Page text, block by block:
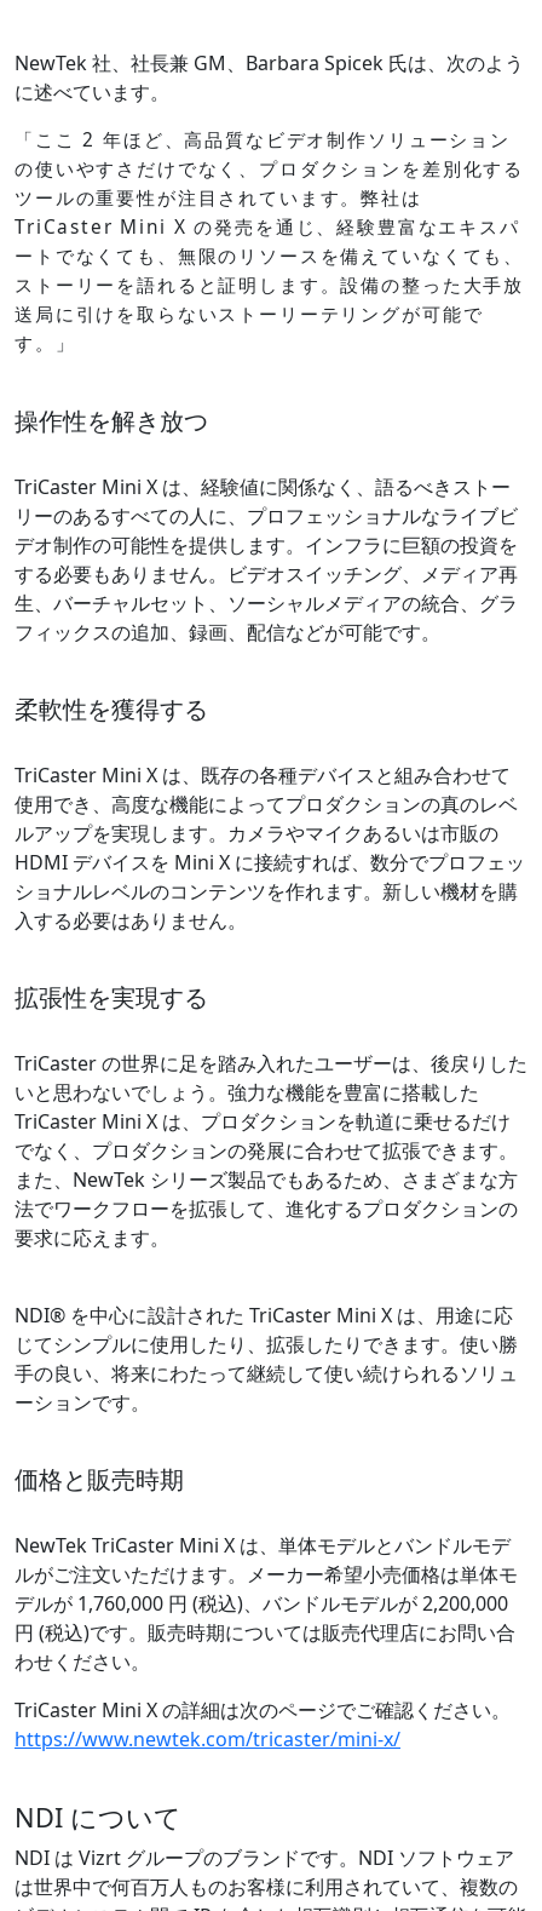
NewTek 社、社長兼 GM、Barbara Spicek 氏は、次のよう
に述べています。
「ここ 2 年ほど、高品質なビデオ制作ソリューション
の使いやすさだけでなく、プロダクションを差別化する
ツールの重要性が注目されています。弊社は
TriCaster Mini X の発売を通じ、経験豊富なエキスパ
ートでなくても、無限のリソースを備えていなくても、
ストーリーを語れると証明します。設備の整った大手放
送局に引けを取らないストーリーテリングが可能で
す。」
操作性を解き放つ
TriCaster Mini X は、経験値に関係なく、語るべきストー
リーのあるすべての人に、プロフェッショナルなライブビ
デオ制作の可能性を提供します。インフラに巨額の投資を
する必要もありません。ビデオスイッチング、メディア再
生、バーチャルセット、ソーシャルメディアの統合、グラ
フィックスの追加、録画、配信などが可能です。
柔軟性を獲得する
TriCaster Mini X は、既存の各種デバイスと組み合わせて
使用でき、高度な機能によってプロダクションの真のレベ
ルアップを実現します。カメラやマイクあるいは市販の
HDMI デバイスを Mini X に接続すれば、数分でプロフェッ
ショナルレベルのコンテンツを作れます。新しい機材を購
入する必要はありません。
拡張性を実現する
TriCaster の世界に足を踏み入れたユーザーは、後戻りした
いと思わないでしょう。強力な機能を豊富に搭載した
TriCaster Mini X は、プロダクションを軌道に乗せるだけ
でなく、プロダクションの発展に合わせて拡張できます。
また、NewTek シリーズ製品でもあるため、さまざまな方
法でワークフローを拡張して、進化するプロダクションの
要求に応えます。
NDI® を中心に設計された TriCaster Mini X は、用途に応
じてシンプルに使用したり、拡張したりできます。使い勝
手の良い、将来にわたって継続して使い続けられるソリュ
ーションです。
価格と販売時期
NewTek TriCaster Mini X は、単体モデルとバンドルモデ
ルがご注文いただけます。メーカー希望小売価格は単体モ
デルが 1,760,000 円 (税込)、バンドルモデルが 2,200,000
円 (税込)です。販売時期については販売代理店にお問い合
わせください。
TriCaster Mini X の詳細は次のページでご確認ください。
https://www.newtek.com/tricaster/mini-x/
NDI について
NDI は Vizrt グループのブランドです。NDI ソフトウェア
は世界中で何百万人ものお客様に利用されていて、複数の